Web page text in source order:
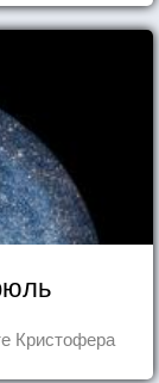
Кристофера